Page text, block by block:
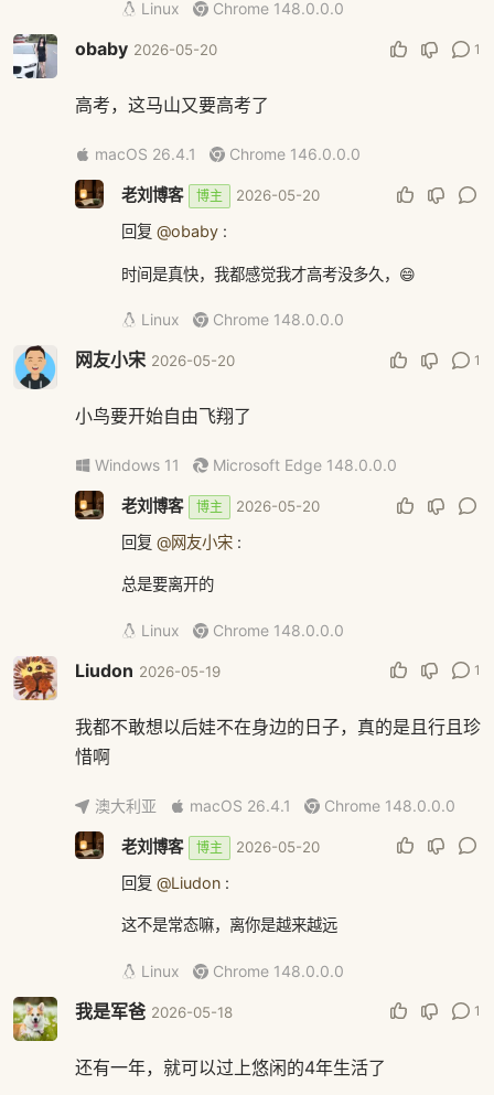
Linux Chrome 148.0.0.0
obaby 2026-05-20 1
高考，这马山又要高考了
macOS 26.4.1 Chrome 146.0.0.0
老刘博客 博主 2026-05-20
回复 @obaby:
时间是真快，我都感觉我才高考没多久，😄
Linux Chrome 148.0.0.0
网友小宋 2026-05-20 1
小鸟要开始自由飞翔了
Windows 11 Microsoft Edge 148.0.0.0
老刘博客 博主 2026-05-20
回复 @网友小宋:
总是要离开的
Linux Chrome 148.0.0.0
Liudon 2026-05-19 1
我都不敢想以后娃不在身边的日子，真的是且行且珍
惜啊
澳大利亚 macOS 26.4.1 Chrome 148.0.0.0
老刘博客 博主 2026-05-20
回复 @Liudon:
这不是常态嘛，离你是越来越远
Linux Chrome 148.0.0.0
我是军爸 2026-05-18 1
还有一年，就可以过上悠闲的4年生活了